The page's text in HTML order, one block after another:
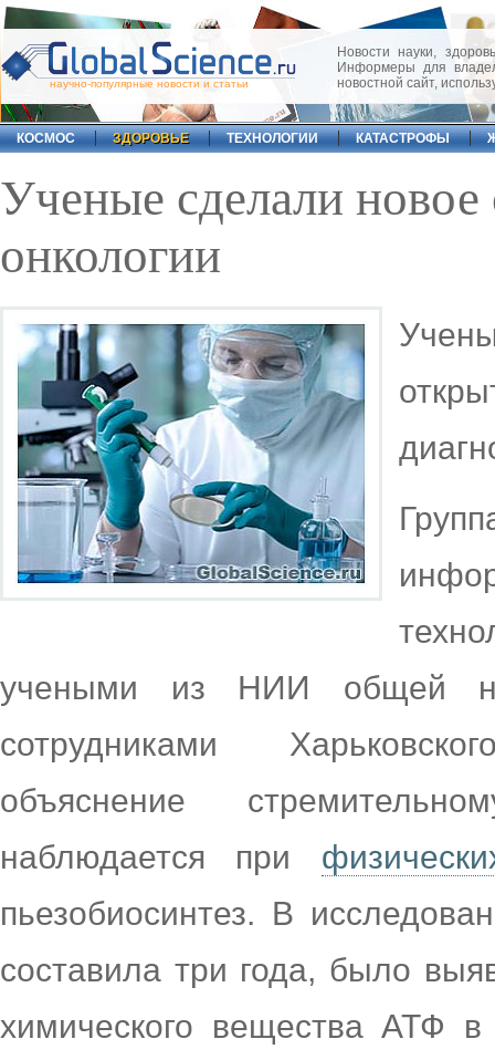
научно-популярные новости и статьи
Новости науки,
Информеры для
новостной сайт,
КОСМОС ЗДОРОВЬЕ ТЕХНОЛОГИИ КАТАСТРОФЫ
Ученые сделали новое
онкологии
учеными из НИИ общей
сотрудниками
объяснение
наблюдается при
пьезобиосинтез. В
составила три года, было
химического вещества АТФ в